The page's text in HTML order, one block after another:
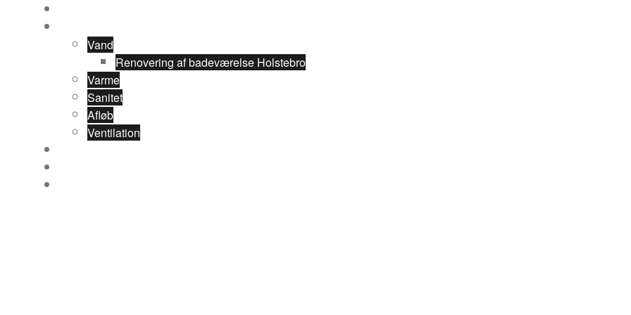
Vand
Renovering af badeværelse Holstebro
Varme
Sanitet
Afløb
Ventilation